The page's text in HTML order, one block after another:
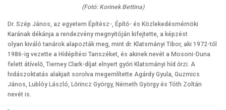
(Fotó: Korinek Bettina)
Dr. Szép János, az egyetem Építész-, Építő- és Közlekedésmérnöki
Karának dékánja a rendezvény megnyitóján kifejtette, a képzést
olyan kiváló tanárok alapozták meg, mint dr. Klatsmányi Tibor, aki 1972-től
1986-ig vezette a Hídépítési Tanszéket, és akinek nevét a Mosoni-Duna
felett átívelő, Tierney Clark-díjat elnyert győri Klatsmányi híd őrzi. A
hidászoktatás alakjait sorolva megemlítette Agárdy Gyula, Guzmics
János, Lublóy László, Lőrincz György, Németh György és Tóth Zoltán
nevét is.